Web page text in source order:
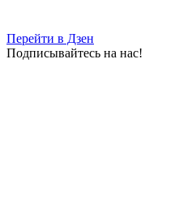
Перейти в Дзен
Подписывайтесь на нас!